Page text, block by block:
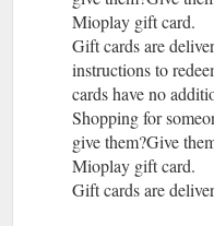
Mioplay gift card.
Gift cards are
instructions to
cards have no
Shopping for
give them?Give
Mioplay gift card.
Gift cards are
instructions to